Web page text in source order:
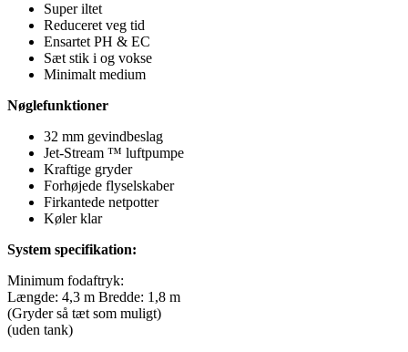
Super iltet
Reduceret veg tid
Ensartet PH & EC
Sæt stik i og vokse
Minimalt medium
Nøglefunktioner
32 mm gevindbeslag
Jet-Stream ™ luftpumpe
Kraftige gryder
Forhøjede flyselskaber
Firkantede netpotter
Køler klar
System specifikation:
Minimum fodaftryk:
Længde: 4,3 m Bredde: 1,8 m
(Gryder så tæt som muligt)
(uden tank)